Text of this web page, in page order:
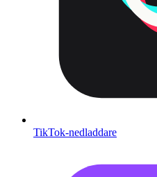
TikTok-nedladdare